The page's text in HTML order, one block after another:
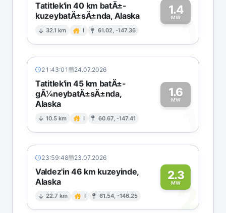
Tatitlek'in 40 km batÄ±-
kuzeybatÄ±sÄ±nda, Alaska
32.1 km I 61.02, -147.36
1.4
MW1
21:43:01 24.07.2026
Tatitlek'in 45 km batÄ±-
gÃ¼neybatÄ±sÄ±nda,
Alaska
10.5 km I 60.67, -147.41
1.6
MW
1
23:59:48 23.07.2026
Valdez'in 46 km kuzeyinde,
Alaska
22.7 km I 61.54, -146.25
2.3
MW2